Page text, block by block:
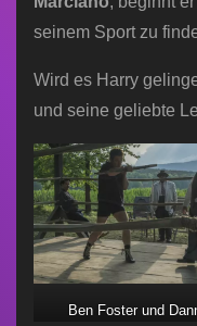
seinem Sport zu
Wird es Harry
und seine geliebte
Ben Foster und